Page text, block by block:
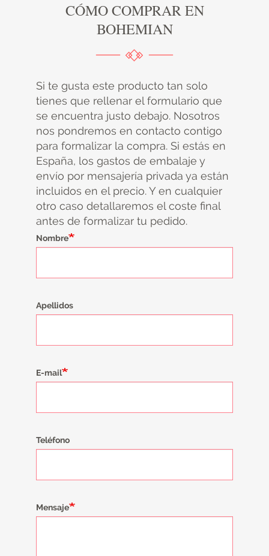
CÓMO COMPRAR EN
BOHEMIAN
Si te gusta este producto tan solo
tienes que rellenar el formulario que
se encuentra justo debajo. Nosotros
nos pondremos en contacto contigo
para formalizar la compra. Si estás en
España, los gastos de embalaje y
envío por mensajería privada ya están
incluidos en el precio. Y en cualquier
otro caso detallaremos el coste final
antes de formalizar tu pedido.
Nombre
Apellidos
E-mail
Teléfono
Mensaje